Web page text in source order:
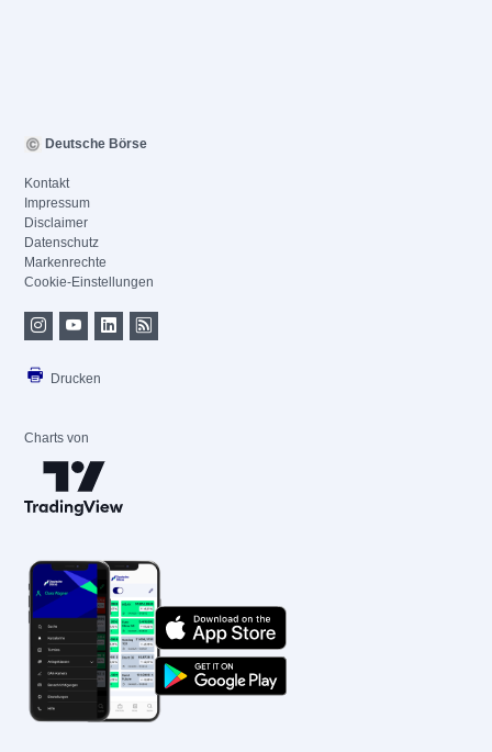
Deutsche Börse
Kontakt
Impressum
Disclaimer
Datenschutz
Markenrechte
Cookie-Einstellungen
Drucken
Charts von